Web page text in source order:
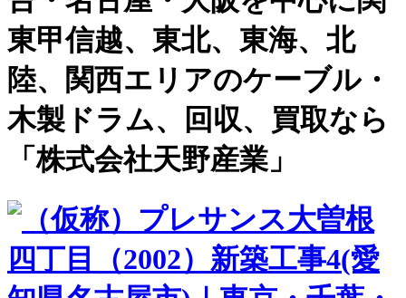
東甲信越、東北、東海、北
陸、関西エリアのケーブル・
木製ドラム、回収、買取なら
「株式会社天野産業」